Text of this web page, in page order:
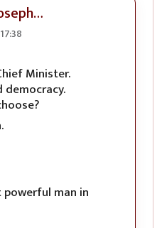
Minister.
democracy.
man in